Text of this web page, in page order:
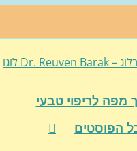
מפה לריפוי טבעי
הפוסטים